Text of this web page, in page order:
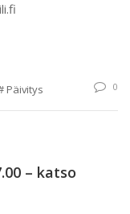
Päivitys 0
– katso